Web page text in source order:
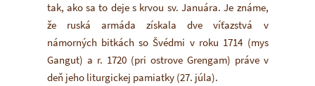
tak, ako sa to deje s krvou sv. Januára. Je známe,
že ruská armáda získala dve víťazstvá v
námorných bitkách so Švédmi v roku 1714 (mys
Gangut) a r. 1720 (pri ostrove Grengam) práve v
deň jeho liturgickej pamiatky (27. júla).